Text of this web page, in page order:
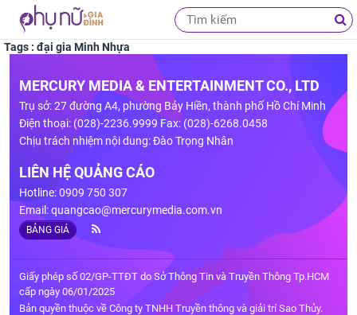
Tags : đại gia Minh Nhựa
MERCURY MEDIA & ENTERTAINMENT CO., LTD
Trụ sở: 27 đường A4, phường Bảy Hiền, thành phố Hồ Chí Minh
Điện thoại: (028)-2236.9999 Fax: (028)-6268.0458
Chịu trách nhiệm nội dung: Đào Trọng Nhân
LIÊN HỆ QUẢNG CÁO
Hotline: 0909 750 307
Email:quangcao@mercurymedia.com.vn
BẢNG GIÁ
Giấy phép số 02/GP-TTĐT do Sở Thông Tin và Truyền Thông Tp.HCM
cấp ngày 06/01/2025
Bản quyền thuộc về Công ty TNHH Truyền thông và giải trí Sao Thủy.